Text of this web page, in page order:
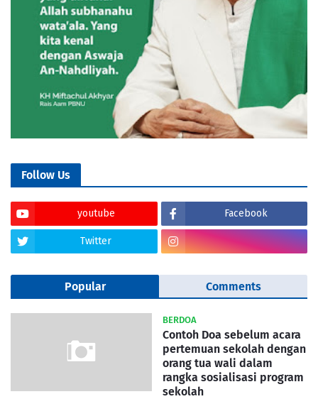
Follow Us
youtube Facebook
Twitter
Popular Comments
BERDOA
Contoh Doa sebelum acara
pertemuan sekolah dengan
orang tua wali dalam
rangka sosialisasi program
sekolah